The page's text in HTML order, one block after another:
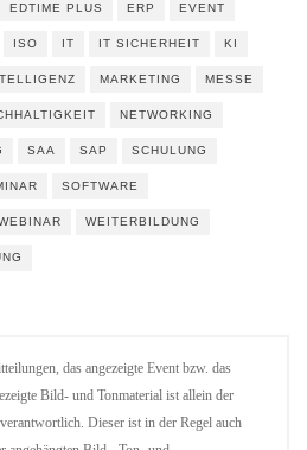
EDTIME PLUS ERP EVENT
ISO IT IT SICHERHEIT KI
MARKETING MESSE
NETWORKING
SAA SAP SCHULUNG
SOFTWARE
WEITERBILDUNG
das angezeigte Event bzw. das
Bild- und Tonmaterial ist allein der
Dieser ist in der Regel auch